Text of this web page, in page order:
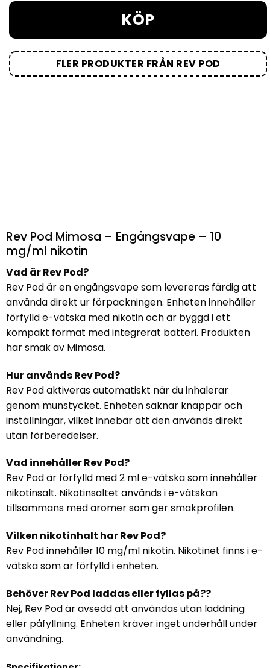
KÖP
FLER PRODUKTER FRÅN REV POD
Rev Pod Mimosa – Engångsvape – 10
mg/ml nikotin
Vad är Rev Pod?
Rev Pod är en engångsvape som levereras färdig att
använda direkt ur förpackningen. Enheten innehåller
förfylld e-vätska med nikotin och är byggd i ett
kompakt format med integrerat batteri. Produkten
har smak av Mimosa.
Hur används Rev Pod?
Rev Pod aktiveras automatiskt när du inhalerar
genom munstycket. Enheten saknar knappar och
inställningar, vilket innebär att den används direkt
utan förberedelser.
Vad innehåller Rev Pod?
Rev Pod är förfylld med 2 ml e-vätska som innehåller
nikotinsalt. Nikotinsaltet används i e-vätskan
tillsammans med aromer som ger smakprofilen.
Vilken nikotinhalt har Rev Pod?
Rev Pod innehåller 10 mg/ml nikotin. Nikotinet finns i e-
vätska som är förfylld i enheten.
Behöver Rev Pod laddas eller fyllas på??
Nej, Rev Pod är avsedd att användas utan laddning
eller påfyllning. Enheten kräver inget underhåll under
användning.